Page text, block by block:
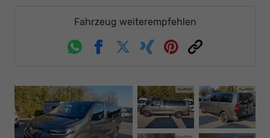
Fahrzeug weiterempfehlen
WhatsappFacebookTwitterXing Pinterest
Link